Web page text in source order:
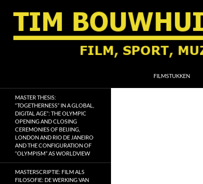
naar
inhoud
FILMSTUKKEN
geschiedenis
MASTER THESIS:
“TOGETHERNESS” IN A GLOBAL,
DIGITAL AGE”: THE OLYMPIC
OPENING AND CLOSING
CEREMONIES OF BEIJING,
LONDON AND RIO DE JANEIRO
AND THE CONFIGURATION OF
“OLYMPISM” AS WORLDVIEW
MASTERSCRIPTIE: FILM ALS
FILOSOFIE: DE WERKING VAN